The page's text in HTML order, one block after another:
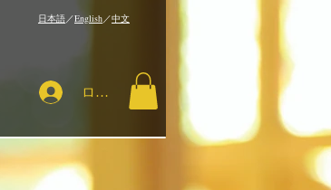
​日本語／English／中文
ログイン